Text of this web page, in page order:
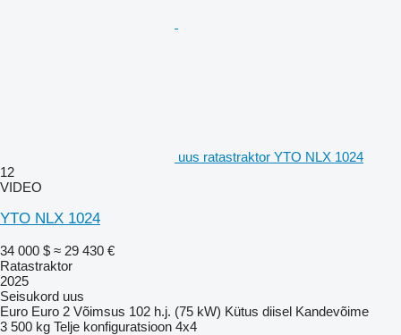
uus ratastraktor YTO NLX 1024
12
VIDEO
YTO NLX 1024
34 000 $ ≈ 29 430 €
Ratastraktor
2025
Seisukord uus
Euro Euro 2 Võimsus 102 h.j. (75 kW) Kütus diisel Kandevõime
3 500 kg Telje konfiguratsioon 4x4